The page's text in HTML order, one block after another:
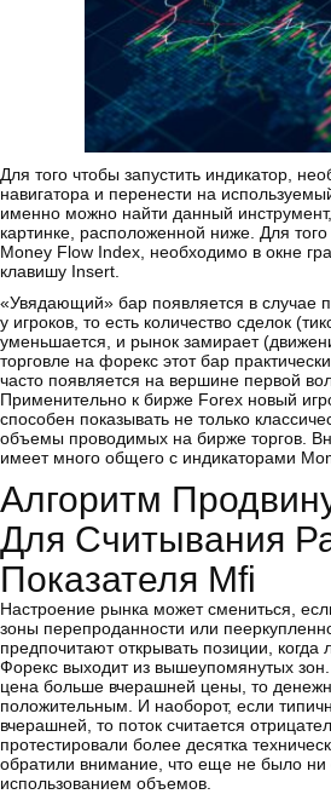
Для того чтобы запустить индикатор,
навигатора и перенести на
именно можно найти данный
картинке, расположенной ниже. Для
Money Flow Index, необходимо в окне
клавишу Insert.
«Увядающий» бар появляется в случае
у игроков, то есть количество сделок
уменьшается, и рынок замирает
торговле на форекс этот бар
часто появляется на вершине первой
Применительно к бирже Forex новый
способен показывать не только
объемы проводимых на бирже торгов.
имеет много общего с индикаторами
Алгоритм
Для Считывания
Показателя Mfi
Настроение рынка может смениться,
зоны перепроданности или
предпочитают открывать позиции, когда
Форекс выходит из вышеупомянутых
цена больше вчерашней цены, то
положительным. И наоборот, если
вчерашней, то поток считается
протестировали более десятка
обратили внимание, что еще не было ни
использованием объемов.